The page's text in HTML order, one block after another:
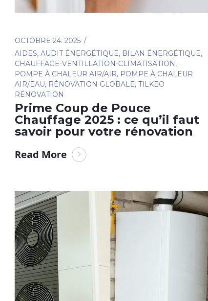
OCTOBRE 24. 2025
AIDES, AUDIT ÉNERGÉTIQUE, BILAN ÉNERGÉTIQUE,
CHAUFFAGE-VENTILLATION-CLIMATISATION ,
POMPE À CHALEUR AIR/AIR, POMPE À CHALEUR
AIR/EAU, RÉNOVATION GLOBALE, TILKEO
RÉNOVATION
Prime Coup de Pouce
Chauffage 2025 : ce qu’il faut
savoir pour votre rénovation
Read More